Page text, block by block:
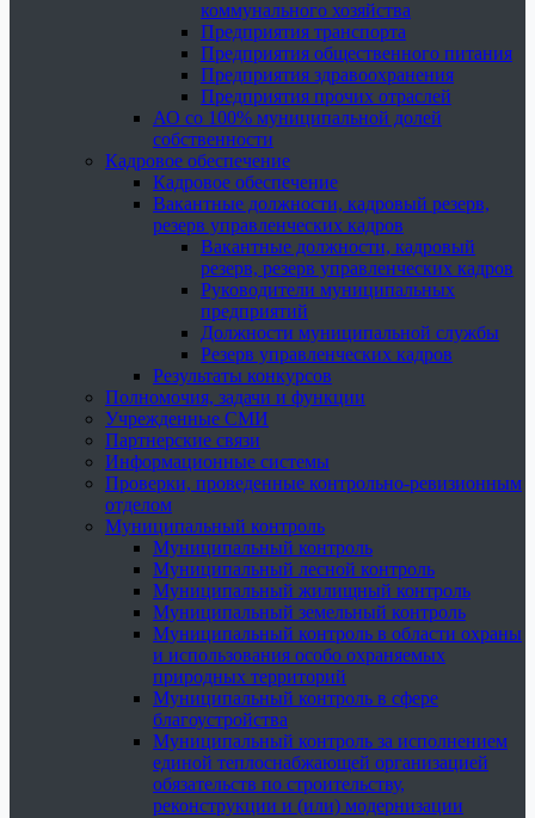
коммунального хозяйства
Предприятия транспорта
Предприятия общественного питания
Предприятия здравоохранения
Предприятия прочих отраслей
АО со 100% муниципальной долей
собственности
Кадровое обеспечение
Кадровое обеспечение
Вакантные должности, кадровый резерв,
резерв управленческих кадров
Вакантные должности, кадровый
резерв, резерв управленческих кадров
Руководители муниципальных
предприятий
Должности муниципальной службы
Резерв управленческих кадров
Результаты конкурсов
Полномочия, задачи и функции
Учрежденные СМИ
Партнерские связи
Информационные системы
Проверки, проведенные контрольно-ревизионным
отделом
Муниципальный контроль
Муниципальный контроль
Муниципальный лесной контроль
Муниципальный жилищный контроль
Муниципальный земельный контроль
Муниципальный контроль в области охраны
и использования особо охраняемых
природных территорий
Муниципальный контроль в сфере
благоустройства
Муниципальный контроль за исполнением
единой теплоснабжающей организацией
обязательств по строительству,
реконструкции и (или) модернизации